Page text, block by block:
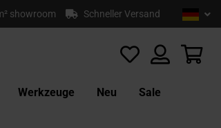
showroom Schneller Versand
Werkzeuge Neu Sale